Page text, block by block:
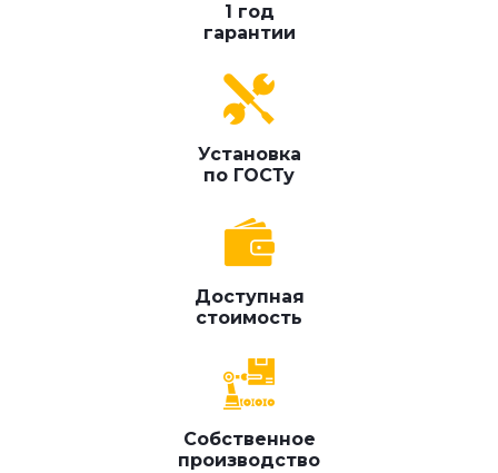
1 год
гарантии
Установка
по ГОСТу
Доступная
стоимость
Собственное
производство